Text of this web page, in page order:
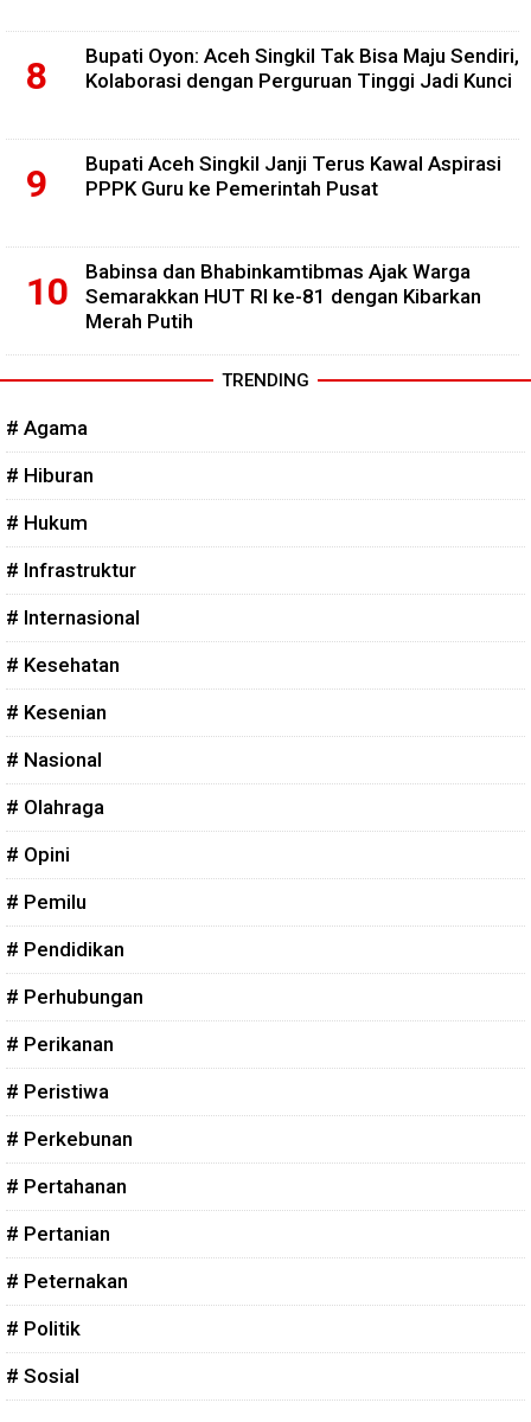
Bupati Oyon: Aceh Singkil Tak Bisa Maju Sendiri,
Kolaborasi dengan Perguruan Tinggi Jadi Kunci
Bupati Aceh Singkil Janji Terus Kawal Aspirasi
PPPK Guru ke Pemerintah Pusat
Babinsa dan Bhabinkamtibmas Ajak Warga
Semarakkan HUT RI ke-81 dengan Kibarkan
Merah Putih
TRENDING
# Agama
# Hiburan
# Hukum
# Infrastruktur
# Internasional
# Kesehatan
# Kesenian
# Nasional
# Olahraga
# Opini
# Pemilu
# Pendidikan
# Perhubungan
# Perikanan
# Peristiwa
# Perkebunan
# Pertahanan
# Pertanian
# Peternakan
# Politik
# Sosial